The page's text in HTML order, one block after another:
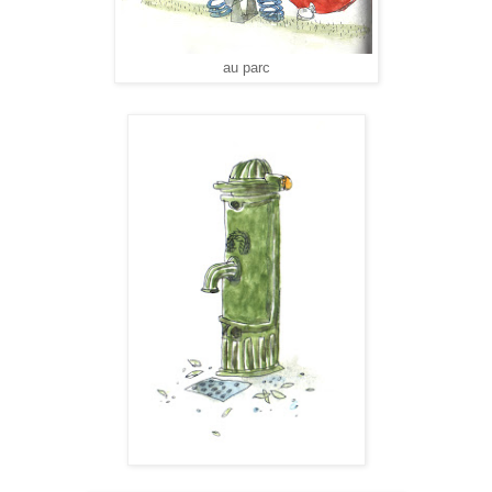
au parc